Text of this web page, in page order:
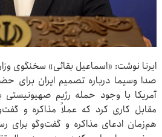
ایرنا نوشت: «اسماعیل بقائی» سخنگوی
صدا وسیما درباره تصمیم ایران برای
آمریکا با وجود حمله رژیم
مقابل کاری کرد که عملاً مذاکره و
هم‌زمان ادعای مذاکره و گفت‌وگو برای